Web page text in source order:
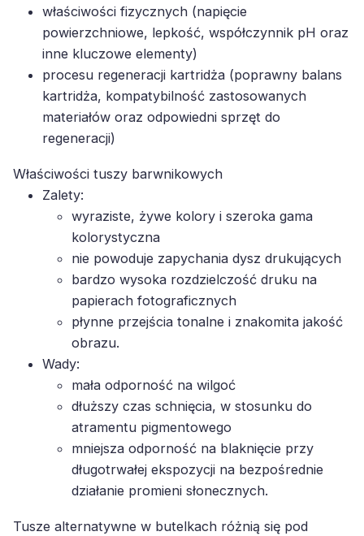
właściwości fizycznych (napięcie
powierzchniowe, lepkość, współczynnik pH oraz
inne kluczowe elementy)
procesu regeneracji kartridża (poprawny balans
kartridża, kompatybilność zastosowanych
materiałów oraz odpowiedni sprzęt do
regeneracji)
Właściwości tuszy barwnikowych
Zalety:
wyraziste, żywe kolory i szeroka gama
kolorystyczna
nie powoduje zapychania dysz drukujących
bardzo wysoka rozdzielczość druku na
papierach fotograficznych
płynne przejścia tonalne i znakomita jakość
obrazu.
Wady:
mała odporność na wilgoć
dłuższy czas schnięcia, w stosunku do
atramentu pigmentowego
mniejsza odporność na blaknięcie przy
długotrwałej ekspozycji na bezpośrednie
działanie promieni słonecznych.
Tusze alternatywne w butelkach różnią się pod